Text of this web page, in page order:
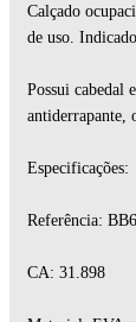
Calçado
de uso.
Possui cabedal
antiderrapante,
Especificações:
Referência:
CA: 31.898